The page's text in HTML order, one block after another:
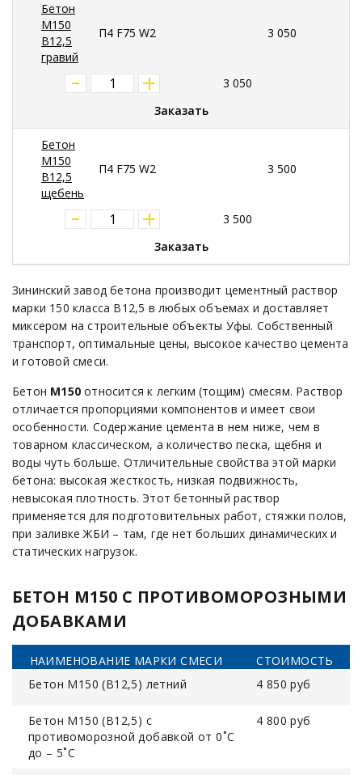
Бетон
М150
В12,5
гравий
П4 F75 W2 3 050
3 050
Заказать
Бетон
М150
В12,5
щебень
П4 F75 W2 3 500
3 500
Заказать
Зининский завод бетона производит цементный раствор
марки 150 класса В12,5 в любых объемах и доставляет
миксером на строительные объекты Уфы. Собственный
транспорт, оптимальные цены, высокое качество цемента
и готовой смеси.
Бетон М150 относится к легким (тощим) смесям. Раствор
отличается пропорциями компонентов и имеет свои
особенности. Содержание цемента в нем ниже, чем в
товарном классическом, а количество песка, щебня и
воды чуть больше. Отличительные свойства этой марки
бетона: высокая жесткость, низкая подвижность,
невысокая плотность. Этот бетонный раствор
применяется для подготовительных работ, стяжки полов,
при заливке ЖБИ – там, где нет больших динамических и
статических нагрузок.
БЕТОН М150 С ПРОТИВОМОРОЗНЫМИ
ДОБАВКАМИ
НАИМЕНОВАНИЕ МАРКИ СМЕСИ
СТОИМОСТЬ
Бетон М150 (В12,5) летний
4 850 руб
Бетон М150 (В12,5) с
противоморозной добавкой от 0˚С
до – 5˚С
4 800 руб